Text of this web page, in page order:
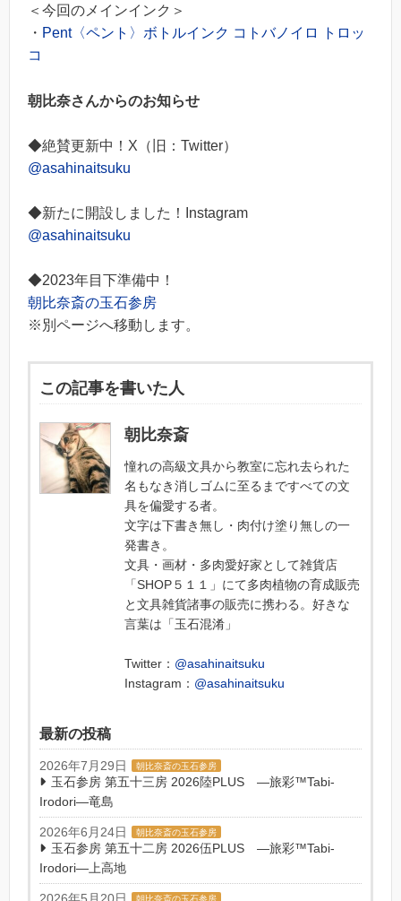
＜今回のメインインク＞
・ Pent〈ペント〉ボトルインク コトバノイロ トロッ
コ
朝比奈さんからのお知らせ
◆絶賛更新中！X（旧：Twitter）
@asahinaitsuku
◆新たに開設しました！Instagram
@asahinaitsuku
◆2023年目下準備中！
朝比奈斎の玉石参房
※別ページへ移動します。
この記事を書いた人
朝比奈斎
憧れの高級文具から教室に忘れ去られた
名もなき消しゴムに至るまですべての文
具を偏愛する者。
文字は下書き無し・肉付け塗り無しの一
発書き。
文具・画材・多肉愛好家として雑貨店
「SHOP５１１」にて多肉植物の育成販売
と文具雑貨諸事の販売に携わる。好きな
言葉は「玉石混淆」
Twitter： @asahinaitsuku
Instagram： @asahinaitsuku
最新の投稿
2026年7月29日 朝比奈斎の玉石参房
玉石参房 第五十三房 2026陸PLUS ―旅彩™Tabi-
Irodori―竜島
2026年6月24日 朝比奈斎の玉石参房
玉石参房 第五十二房 2026伍PLUS ―旅彩™Tabi-
Irodori―上高地
2026年5月20日 朝比奈斎の玉石参房